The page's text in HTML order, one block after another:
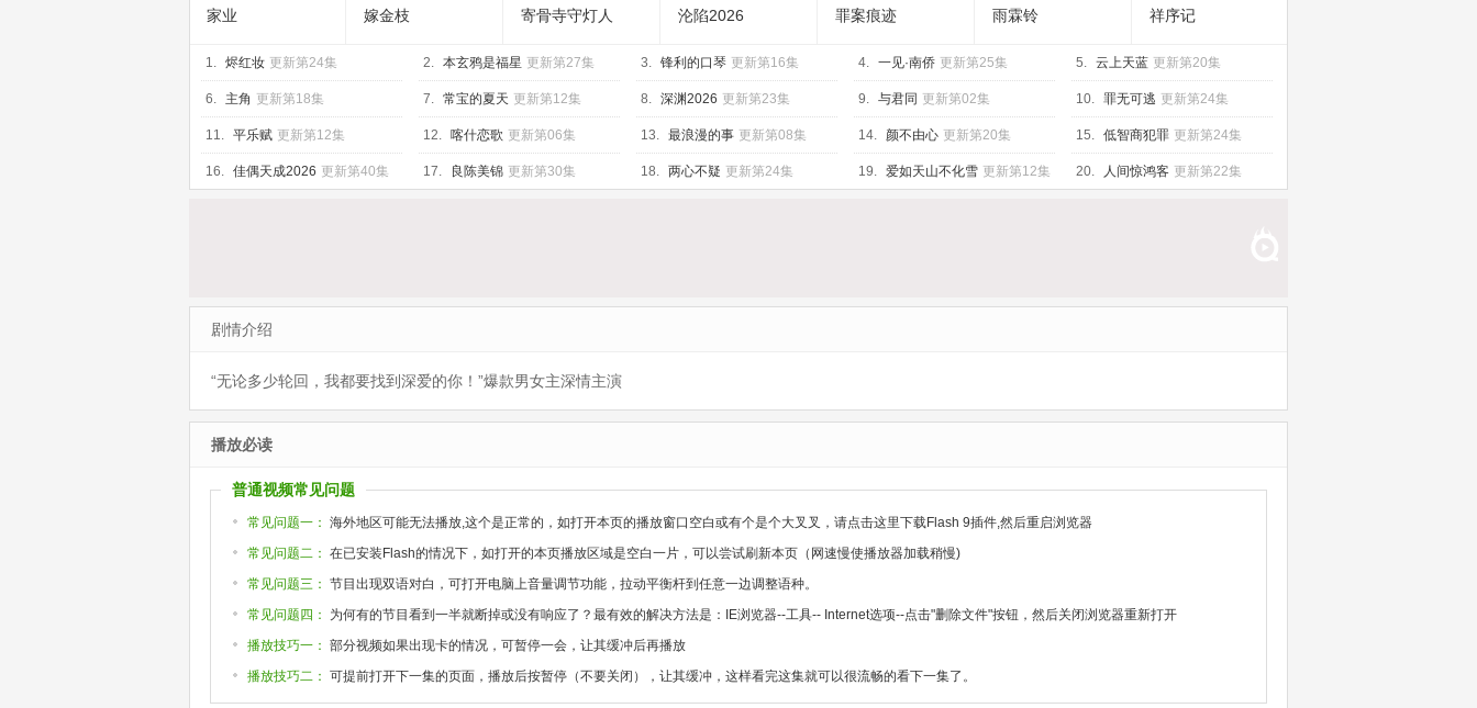
家业 嫁金枝 寄骨寺守灯人 沦陷2026 罪案痕迹 雨霖铃 祥序记
1. 烬红妆 更新第24集 2. 本玄鸦是福星 更新第27集 3. 锋利的口琴 更新第16集 4. 一见·南侨 更新第25集 5. 云上天蓝 更新第20集
6. 主角 更新第18集 7. 常宝的夏天 更新第12集 8. 深渊2026 更新第23集 9. 与君同 更新第02集 10. 罪无可逃 更新第24集
11. 平乐赋 更新第12集 12. 喀什恋歌 更新第06集 13. 最浪漫的事 更新第08集 14. 颜不由心 更新第20集 15. 低智商犯罪 更新第24集
16. 佳偶天成2026 更新第40集 17. 良陈美锦 更新第30集 18. 两心不疑 更新第24集 19. 爱如天山不化雪 更新第12集 20. 人间惊鸿客 更新第22集
剧情介绍
“无论多少轮回，我都要找到深爱的你！”爆款男女主深情主演
播放必读
普通视频常见问题
常见问题一： 海外地区可能无法播放,这个是正常的，如打开本页的播放窗口空白或有个是个大叉叉，请点击这里下载Flash 9插件,然后重启浏览器
常见问题二： 在已安装Flash的情况下，如打开的本页播放区域是空白一片，可以尝试刷新本页（网速慢使播放器加载稍慢)
常见问题三： 节目出现双语对白，可打开电脑上音量调节功能，拉动平衡杆到任意一边调整语种。
常见问题四：
为何有的节目看到一半就断掉或没有响应了？最有效的解决方法是：IE浏览器--工具-- Internet选项--点击"删除文件"按钮，然后关闭浏览器重新打开
播放技巧一： 部分视频如果出现卡的情况，可暂停一会，让其缓冲后再播放
播放技巧二： 可提前打开下一集的页面，播放后按暂停（不要关闭），让其缓冲，这样看完这集就可以很流畅的看下一集了。